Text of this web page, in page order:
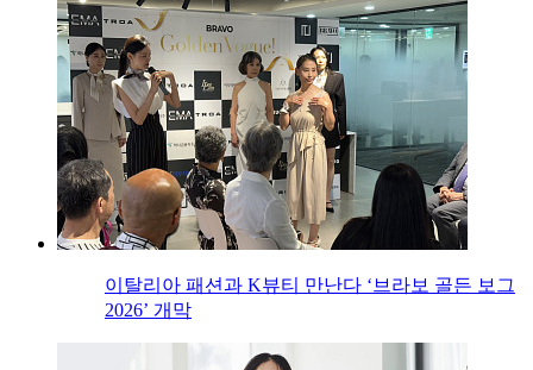
이탈리아 패션과 K뷰티 만난다 ‘브라보 골든 보그
2026’ 개막